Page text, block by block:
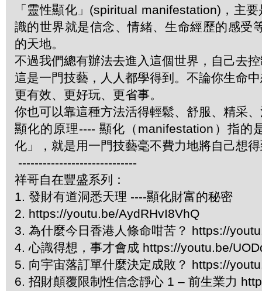
「靈性顯化」(spiritual manifestation)，主
識的世界就是信念、情緒、生命經歷的感受
的天地。
不過我們總有辦法去進入這個世界，自己去
這是一門技藝，人人都學得到。不論你生命
更有效、更好玩、更省事。
你也可以靠這種方法活得輕鬆、舒服、精采
顯化的原理---- 顯化（manifestation）指的
化」，就是用一門技藝毫不費力地將自己想
-----------------------------
祥哥自在豐盛系列：
1. 發財有道洞悉天理 ----顯化財富的秘密
2. https://youtu.be/AydRHvI8VhQ
3. 為什麼今日香港人條命咁苦？ https://
4. 心識得想，事才會成 https://youtu.be/
5. 向宇宙落訂單什麼決定成敗？ https://
6. 招財顛覆限制性信念靜心 1 – 前生業力